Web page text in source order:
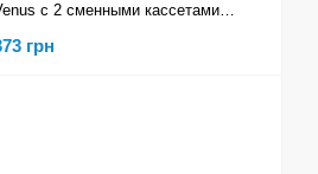
с 2 сменными кассетами
грн